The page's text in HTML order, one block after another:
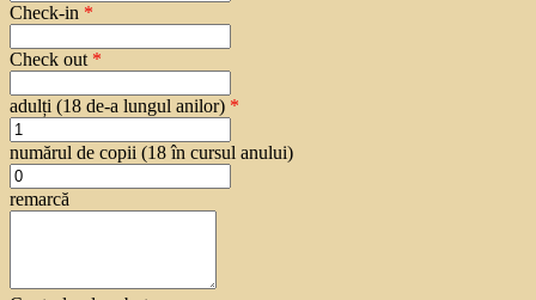
Check-in *
Check out *
adulți (18 de-a lungul anilor) *
numărul de copii (18 în cursul anului)
remarcă